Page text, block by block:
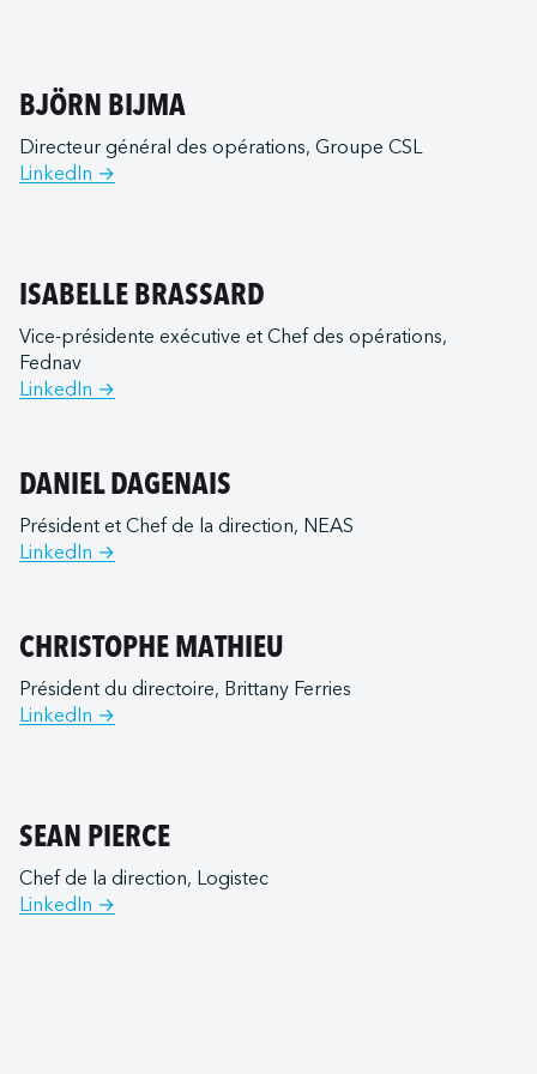
BJÖRN BIJMA
Directeur général des opérations, Groupe CSL
LinkedIn →
ISABELLE BRASSARD
Vice-présidente exécutive et Chef des opérations,
Fednav
LinkedIn →
DANIEL DAGENAIS
Président et Chef de la direction, NEAS
LinkedIn →
CHRISTOPHE MATHIEU
Président du directoire, Brittany Ferries
LinkedIn →
SEAN PIERCE
Chef de la direction, Logistec
LinkedIn →